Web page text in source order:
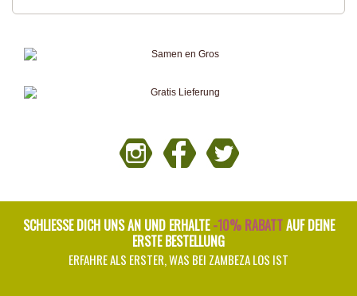
SCHLIESSE DICH UNS AN UND ERHALTE -10% RABATTAUF DEINE
ERSTE BESTELLUNG
ERFAHRE ALS ERSTER, WAS BEI ZAMBEZA LOS IST